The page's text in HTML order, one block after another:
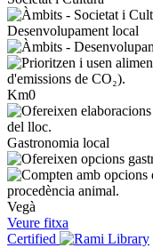
Desenvolupament local
Km0
Gastronomia local
Vegà
Veure fitxa
Certified